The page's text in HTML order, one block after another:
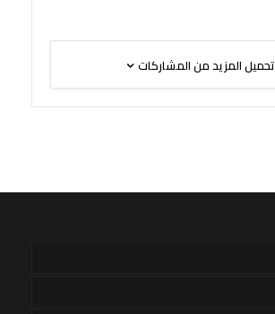
تحميل المزيد من المشاركات